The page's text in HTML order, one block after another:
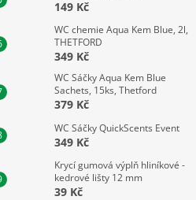
149 Kč
WC chemie Aqua Kem Blue, 2l,
THETFORD
349 Kč
WC Sáčky Aqua Kem Blue
Sachets, 15ks, Thetford
379 Kč
WC Sáčky QuickScents Event
349 Kč
Krycí gumová výplň hliníkové -
kedrové lišty 12 mm
39 Kč